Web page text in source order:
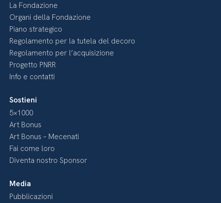
La Fondazione
Organi della Fondazione
Piano strategico
Regolamento per la tutela del decoro
Regolamento per l’acquisizione
Progetto PNRR
Info e contatti
Sostieni
5×1000
Art Bonus
Art Bonus – Mecenati
Fai come loro
Diventa nostro Sponsor
Media
Pubblicazioni